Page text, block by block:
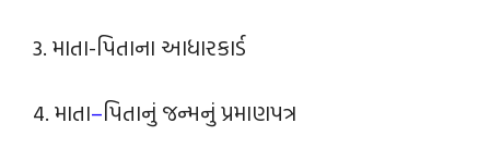
3. માતા-પિતાના આધારકાર્ડ
4. માતા–પિતાનું જન્મનું પ્રમાણપત્ર